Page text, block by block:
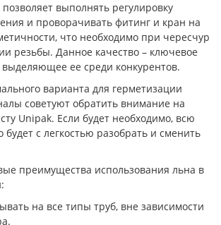
выполнять регулировку
и проворачивать фитинг и кран на
что необходимо при чересчур
резьбы. Данное качество – ключевое
выделяющее ее среди конкурентов.
варианта для герметизации
советуют обратить внимание на
Unipak. Если будет необходимо, всю
с легкостью разобрать и сменить
преимущества использования льна в
на все типы труб, вне зависимости